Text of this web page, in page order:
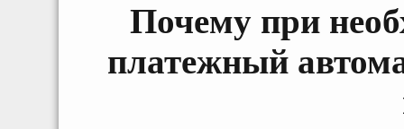
Почему при
платежный